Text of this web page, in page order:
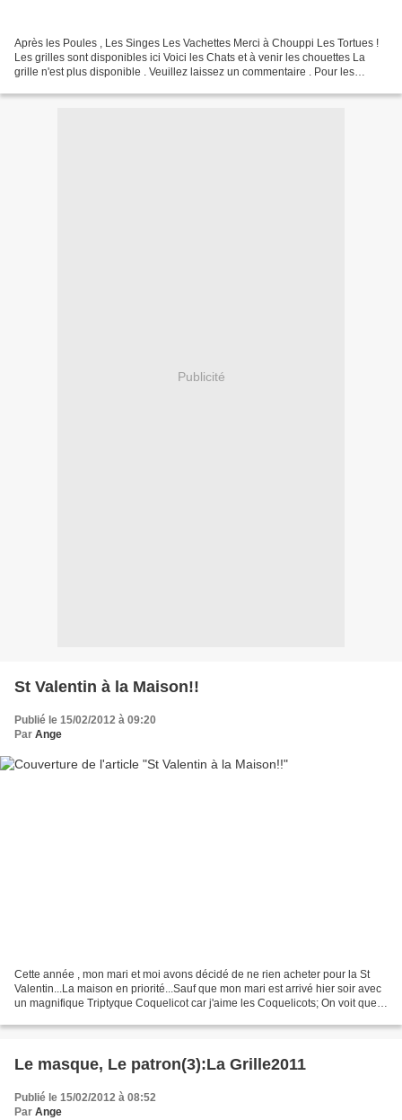
Après les Poules , Les Singes Les Vachettes Merci à Chouppi Les Tortues !
Les grilles sont disponibles ici Voici les Chats et à venir les chouettes La
grille n'est plus disponible . Veuillez laissez un commentaire . Pour les
Publicité
St Valentin à la Maison!!
Publié le 15/02/2012 à 09:20
Par Ange
Cette année , mon mari et moi avons décidé de ne rien acheter pour la St
Valentin...La maison en priorité...Sauf que mon mari est arrivé hier soir avec
un magnifique Triptyque Coquelicot car j'aime les Coquelicots; On voit que
Le masque, Le patron(3):La Grille2011
Publié le 15/02/2012 à 08:52
Par Ange